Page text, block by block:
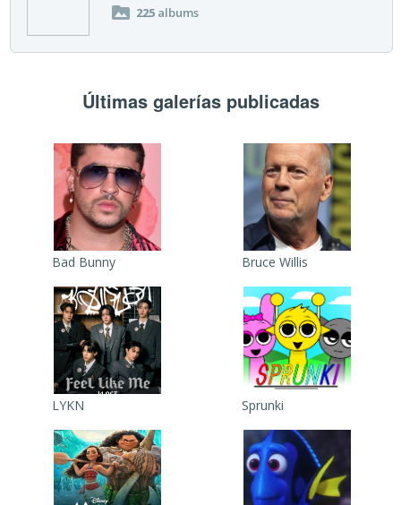
225 albums
Últimas galerías publicadas
Bad Bunny Bruce Willis
LYKN Sprunki